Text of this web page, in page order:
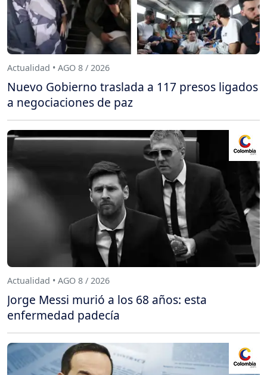
Actualidad • AGO 8 / 2026
Nuevo Gobierno traslada a 117 presos ligados
a negociaciones de paz
Actualidad • AGO 8 / 2026
Jorge Messi murió a los 68 años: esta
enfermedad padecía